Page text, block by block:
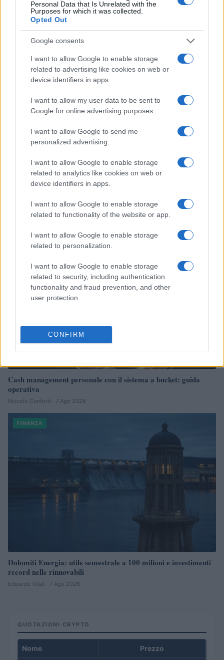
Personal Data that Is Unrelated with the
Purposes for which it was collected.
Opted Out
Google consents
I want to allow Google to enable storage
related to advertising like cookies on web or
device identifiers in apps.
I want to allow my user data to be sent to
Google for online advertising purposes.
I want to allow Google to send me
personalized advertising.
I want to allow Google to enable storage
related to analytics like cookies on web or
device identifiers in apps.
I want to allow Google to enable storage
related to functionality of the website or app.
I want to allow Google to enable storage
related to personalization.
I want to allow Google to enable storage
related to security, including authentication
functionality and fraud prevention, and other
user protection.
CONFIRM
Continua a leggere
FINANZA
Governo e opposizione in contrasto: le accuse di Conte sulle
mascherine contraffatte
Francesca Galli · 7 Ago 2026
Cash management personale con il sistema a bucket: guida
operativa
Niccolò Conforti · 7 Ago 2026
FINANZA
Dolomiti Energia: utile semestrale a 100 milioni e investimenti
record nelle rinnovabili
Edoardo Vitali · 7 Ago 2026
QUOTAZIONI CRYPTO
Nome Prezzo